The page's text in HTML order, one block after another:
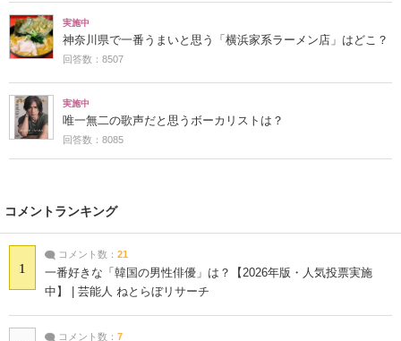
実施中
神奈川県で一番うまいと思う「横浜家系ラーメン店」はどこ？
回答数：8507
実施中
唯一無二の歌声だと思うボーカリストは？
回答数：8085
コメントランキング
1
コメント数： 21
一番好きな「韓国の男性俳優」は？【2026年版・人気投票実施
中】 | 芸能人 ねとらぼリサーチ
コメント数： 7